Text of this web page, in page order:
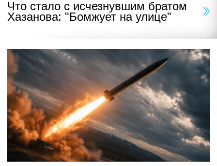
Что стало с исчезнувшим братом
Хазанова: "Бомжует на улице"